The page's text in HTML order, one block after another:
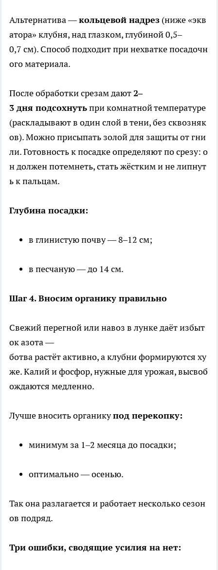
Альтернатива —кольцевой надрез (ниже «экв
атора» клубня, над глазком, глубиной 0,5–
0,7 см). Способ подходит при нехватке посадочн
ого материала.
После обработки срезам дают2–
3 дня подсохнутьпри комнатной температуре
(раскладывают в один слой в тени, без сквозняк
ов). Можно присыпать золой для защиты от гни
ли. Готовность к посадке определяют по срезу: о
н должен потемнеть, стать жёстким и не липнут
ь к пальцам.
Глубина посадки:
в глинистую почву — 8–12 см;
в песчаную — до 14 см.
Шаг 4. Вносим органику правильно
Свежий перегной или навоз в лунке даёт избыт
ок азота —
ботва растёт активно, а клубни формируются ху
же. Калий и фосфор, нужные для урожая, высвоб
ождаются медленно.
Лучше вносить органикупод перекопку:
минимум за 1–2 месяца до посадки;
оптимально — осенью.
Так она разлагается и работает несколько сезон
ов подряд.
Три ошибки, сводящие усилия на нет: